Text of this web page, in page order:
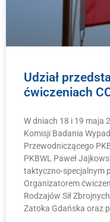
Udział
ćwiczeniach
W dniach 18 i 19 maja
Komisji Badania
Przewodniczącego
PKBWL Paweł
taktyczno-specjalnym
Organizatorem
Rodzajów Sił
Zatoka Gdańska oraz